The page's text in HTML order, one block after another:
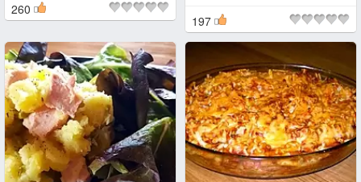
260
197